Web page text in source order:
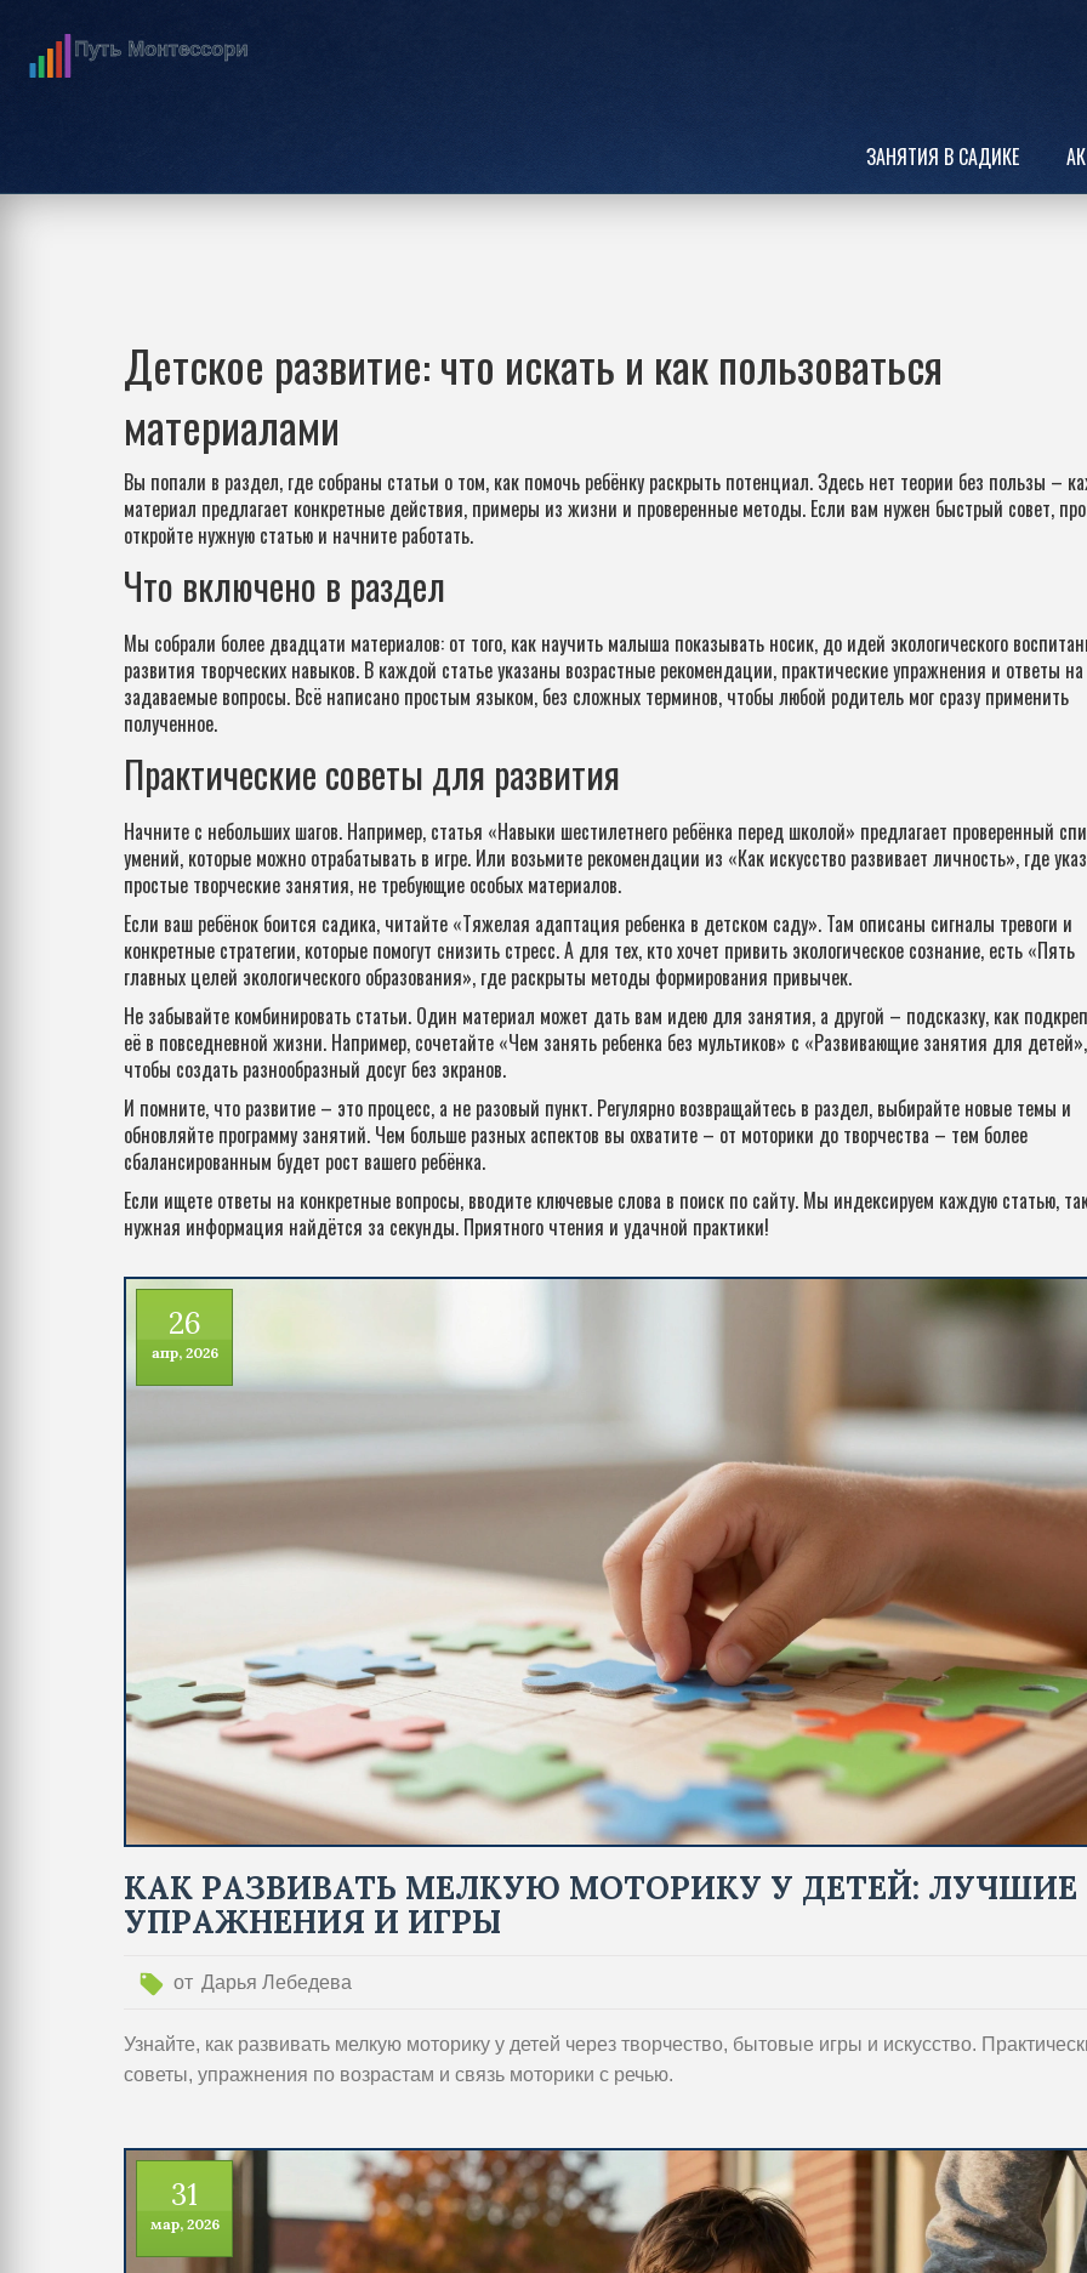
ЗАНЯТИЯ В САДИКЕ
Детское развитие: что искать и как пользоваться
материалами
Вы попали в раздел, где собраны статьи о том, как помочь ребёнку раскрыть потенциал. Здесь нет теории без пользы –
материал предлагает конкретные действия, примеры из жизни и проверенные методы. Если вам нужен быстрый совет,
откройте нужную статью и начните работать.
Что включено в раздел
Мы собрали более двадцати материалов: от того, как научить малыша показывать носик, до идей экологического
развития творческих навыков. В каждой статье указаны возрастные рекомендации, практические упражнения и ответы
задаваемые вопросы. Всё написано простым языком, без сложных терминов, чтобы любой родитель мог сразу применить
полученное.
Практические советы для развития
Начните с небольших шагов. Например, статья «Навыки шестилетнего ребёнка перед школой» предлагает проверенный
умений, которые можно отрабатывать в игре. Или возьмите рекомендации из «Как искусство развивает личность», где
простые творческие занятия, не требующие особых материалов.
Если ваш ребёнок боится садика, читайте «Тяжелая адаптация ребенка в детском саду». Там описаны сигналы тревоги и
конкретные стратегии, которые помогут снизить стресс. А для тех, кто хочет привить экологическое сознание, есть «Пять
главных целей экологического образования», где раскрыты методы формирования привычек.
Не забывайте комбинировать статьи. Один материал может дать вам идею для занятия, а другой – подсказку, как
её в повседневной жизни. Например, сочетайте «Чем занять ребенка без мультиков» с «Развивающие занятия для детей»,
чтобы создать разнообразный досуг без экранов.
И помните, что развитие – это процесс, а не разовый пункт. Регулярно возвращайтесь в раздел, выбирайте новые темы и
обновляйте программу занятий. Чем больше разных аспектов вы охватите – от моторики до творчества – тем более
сбалансированным будет рост вашего ребёнка.
Если ищете ответы на конкретные вопросы, вводите ключевые слова в поиск по сайту. Мы индексируем каждую статью,
нужная информация найдётся за секунды. Приятного чтения и удачной практики!
26
апр, 2026
КАК РАЗВИВАТЬ МЕЛКУЮ МОТОРИКУ У ДЕТЕЙ: ЛУЧШИЕ
УПРАЖНЕНИЯ И ИГРЫ
от Дарья Лебедева
Узнайте, как развивать мелкую моторику у детей через творчество, бытовые игры и искусство.
советы, упражнения по возрастам и связь моторики с речью.
31
мар, 2026